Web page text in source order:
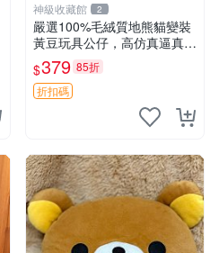
神級收藏館 2
嚴選100%毛絨質地熊貓變裝
黃豆玩具公仔，高仿真逼真模
擬，適合收藏愛好者 熊貓 黃
豆 公仔
$379 85折
折扣碼